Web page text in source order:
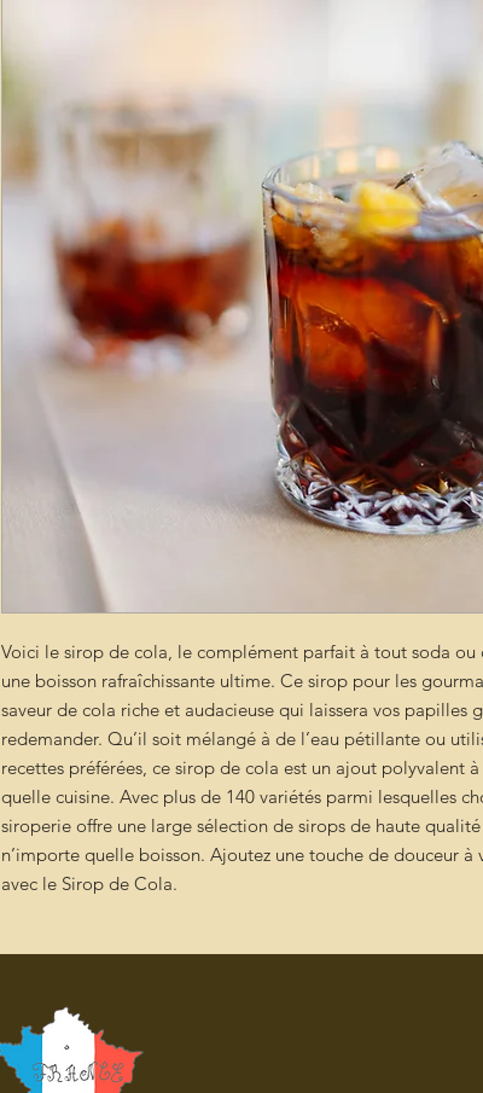
Voici le sirop de cola, le complément parfait à tout soda ou
une boisson rafraîchissante ultime. Ce sirop pour les
saveur de cola riche et audacieuse qui laissera vos papilles
redemander. Qu’il soit mélangé à de l’eau pétillante ou
recettes préférées, ce sirop de cola est un ajout polyvalent
quelle cuisine. Avec plus de 140 variétés parmi lesquelles
siroperie offre une large sélection de sirops de haute
n’importe quelle boisson. Ajoutez une touche de douceur à
avec le Sirop de Cola.